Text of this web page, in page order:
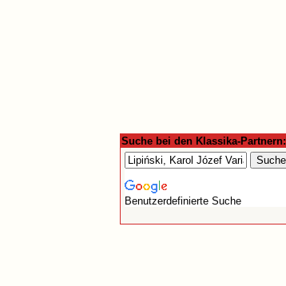
Suche bei den Klassika-Partnern:
Benutzerdefinierte Suche